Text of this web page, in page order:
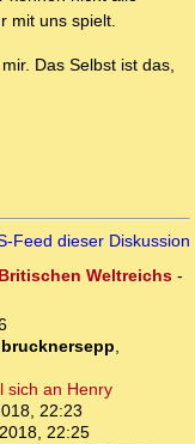
mit uns spielt.
Das Selbst ist das,
Feed dieser Diskussion
Weltreichs-
,
sich an Henry
22:23
22:25